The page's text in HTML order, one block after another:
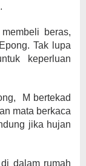
beras,
Tak lupa
keperluan
M bertekad
mata berkaca
jika hujan
dalam rumah